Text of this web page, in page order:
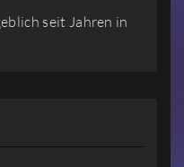
seit Jahren in